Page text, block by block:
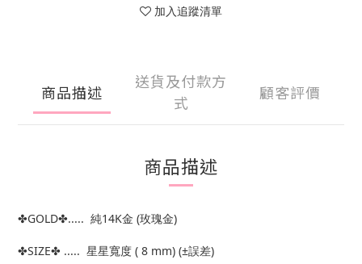
加入追蹤清單
商品描述
送貨及付款方
式
顧客評價
商品描述
✤GOLD✤..... 純14K金 (玫瑰金)
✤SIZE✤ ..... 星星寬度 ( 8 mm) (±誤差)